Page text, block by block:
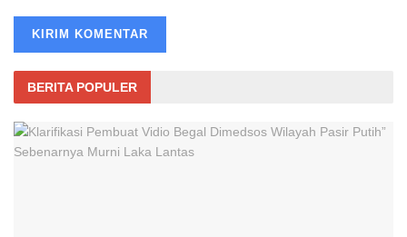
BERITA POPULER